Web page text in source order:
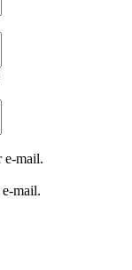
e-mail.
mail.